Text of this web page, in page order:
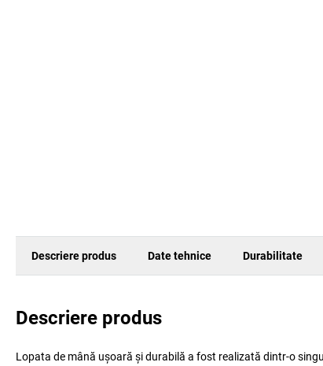
Descriere produs Date tehnice Durabilitate
Descriere produs
Lopata de mână ușoară și durabilă a fost realizată dintr-o